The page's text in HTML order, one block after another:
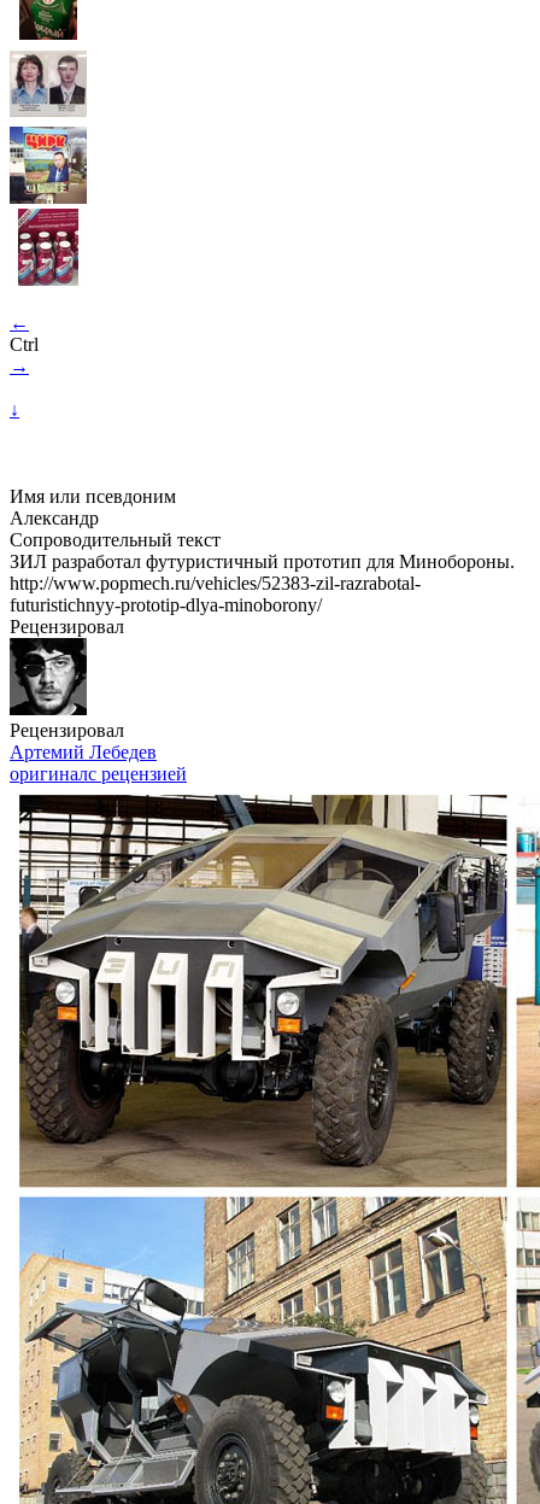
←
Ctrl
→
↓
Имя или псевдоним
Александр
Сопроводительный текст
ЗИЛ разработал футуристичный прототип для Минобороны.
http://www.popmech.ru/vehicles/52383-zil-razrabotal-
futuristichnyy-prototip-dlya-minoborony/
Рецензировал
Рецензировал
Артемий Лебедев
оригиналс рецензией